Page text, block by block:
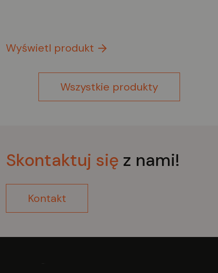
Wyświetl produkt
Wszystkie produkty
Skontaktuj się z nami!
Kontakt